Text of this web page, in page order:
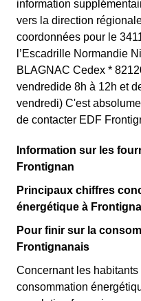
information
vers la direction
coordonnées pour le
l’Escadrille Normandie
BLAGNAC Cedex *
vendredide 8h à 12h et
vendredi) C'est
de contacter EDF
Information sur les
Frontignan
Principaux chiffres
énergétique à
Pour finir sur la
Frontignanais
Concernant les
consommation